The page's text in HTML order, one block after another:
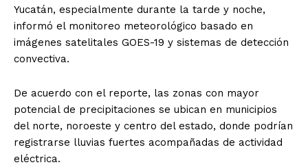
Yucatán, especialmente durante la tarde y noche,
informó el monitoreo meteorológico basado en
imágenes satelitales GOES-19 y sistemas de detección
convectiva.
De acuerdo con el reporte, las zonas con mayor
potencial de precipitaciones se ubican en municipios
del norte, noroeste y centro del estado, donde podrían
registrarse lluvias fuertes acompañadas de actividad
eléctrica.